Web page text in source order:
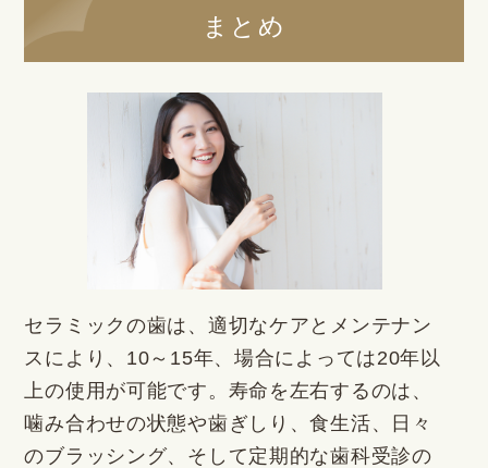
まとめ
セラミックの歯は、適切なケアとメンテナン
スにより、10～15年、場合によっては20年以
上の使用が可能です。寿命を左右するのは、
噛み合わせの状態や歯ぎしり、食生活、日々
のブラッシング、そして定期的な歯科受診の